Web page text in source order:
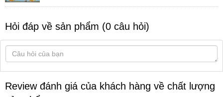
Hỏi đáp về sản phẩm (0 câu hỏi)
Review đánh giá của khách hàng về chất lượng